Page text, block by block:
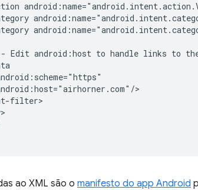
Edit android:host to handle links to
ao XML são o manifesto do app Android